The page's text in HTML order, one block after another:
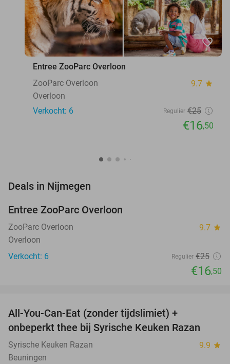
favorite_border
Entree ZooParc Overloon
ZooParc Overloon
9.7 star
Overloon
Verkocht: 6
Regulier €25
€16,50
Deals in Nijmegen
TODAY
Entree ZooParc Overloon
ZooParc Overloon 9.7 star
Overloon
Verkocht: 6
Regulier €25
€16,50
All-You-Can-Eat (zonder tijdslimiet) +
onbeperkt thee bij Syrische Keuken Razan
Syrische Keuken Razan 9.9 star
Beuningen